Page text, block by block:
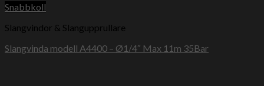
Snabbkoll
Slangvindor & Slangupprullare
Slangvinda modell A4400 – Ø1/4″ Max 11m 35Bar